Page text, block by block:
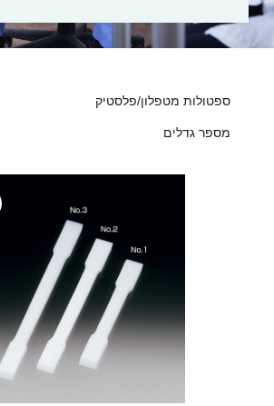
ספטולות מטפלון/פלסטיק
מספר גדלים